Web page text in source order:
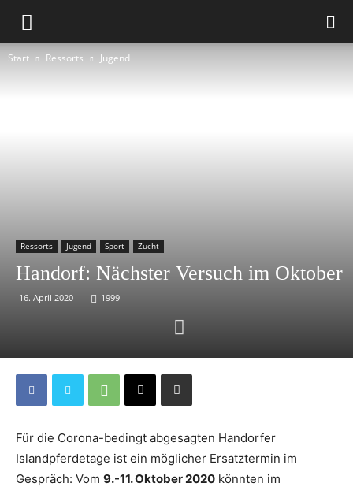
Start Ressorts Jugend
Ressorts Jugend Sport Zucht
Handorf: Nächster Versuch im Oktober
16. April 2020 1999
Für die Corona-bedingt abgesagten Handorfer
Islandpferdetage ist ein möglicher Ersatztermin im
Gespräch: Vom 9.-11. Oktober 2020 könnten im